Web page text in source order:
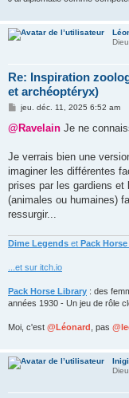
Re: Inspiration
et archéoptéryx)
M
s
g
jeu. déc. 11, 2025 6:52 am
@Ravelain Je ne
Je verrais bien une
imaginer les différentes
prises par les gardiens et
(animales ou humaines)
ressurgir...
Dime Legends et Pack
...et sur itch.io
Pack Horse Library : des
années 1930 - Un jeu de rôle
Moi, c'est @Léonard , pas